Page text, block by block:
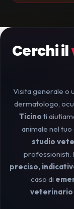
Cerchi il
Visita generale o
dermatologo,
Ticino ti
animale nel
studio
professionisti.
preciso,
caso di
veterinario